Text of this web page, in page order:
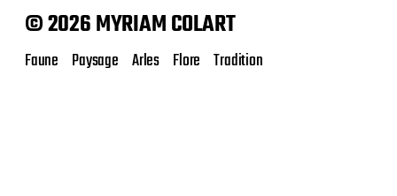
© 2026 MYRIAM COLART
Faune Paysage Arles Flore Tradition